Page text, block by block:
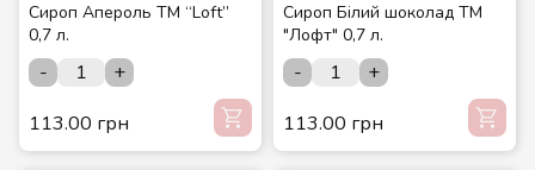
Сироп Апероль ТМ “Loft”
0,7 л.
-
+
113.00 грн
Сироп Білий шоколад ТМ
"Лофт" 0,7 л.
-
+
113.00 грн